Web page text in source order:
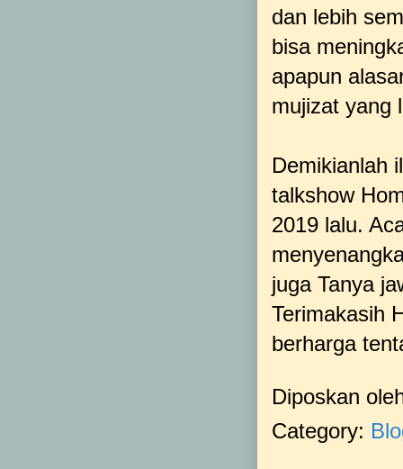
dan lebih
bisa
apapun
mujizat yang
Demikianlah
talkshow
2019 lalu.
juga Tanya
Terimakasih
berharga
Diposkan
Category: